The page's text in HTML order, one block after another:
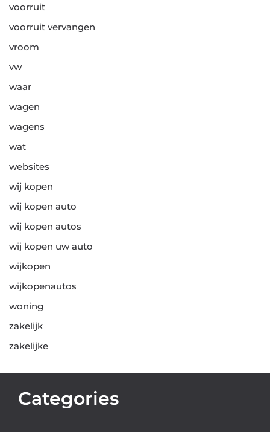
voorruit
voorruit vervangen
vroom
vw
waar
wagen
wagens
wat
websites
wij kopen
wij kopen auto
wij kopen autos
wij kopen uw auto
wijkopen
wijkopenautos
woning
zakelijk
zakelijke
Categories